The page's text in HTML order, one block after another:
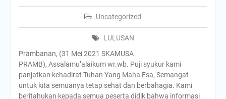
Uncategorized
LULUSAN
Prambanan, (31 Mei 2021 SKAMUSA
PRAMB), Assalamu’alaikum wr.wb. Puji syukur kami
panjatkan kehadirat Tuhan Yang Maha Esa, Semangat
untuk kita semuanya tetap sehat dan berbahagia. Kami
beritahukan kepada semua peserta didik bahwa informasi